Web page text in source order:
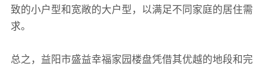
致的小户型和宽敞的大户型，以满足不同家庭的居住需
求。
总之，益阳市盛益幸福家园楼盘凭借其优越的地段和完